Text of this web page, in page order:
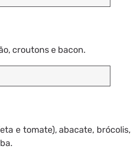
croutons e bacon.
e tomate), abacate, brócolis,